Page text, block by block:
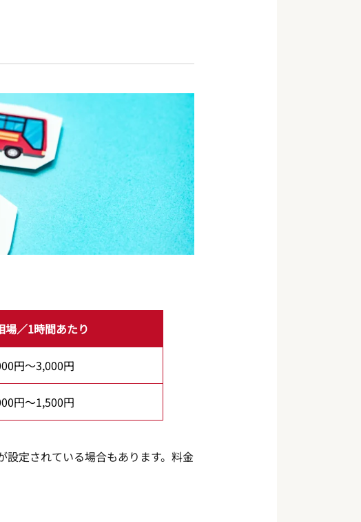
場／1時間あたり
円～3,000円
円～1,500円
設定されている場合もあります。料金